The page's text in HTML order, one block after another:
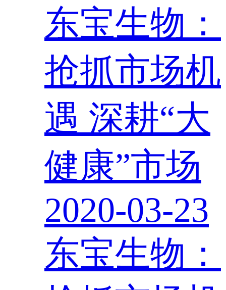
东宝生物：
抢抓市场机
遇 深耕“大
健康”市场
2020-03-23
东宝生物：